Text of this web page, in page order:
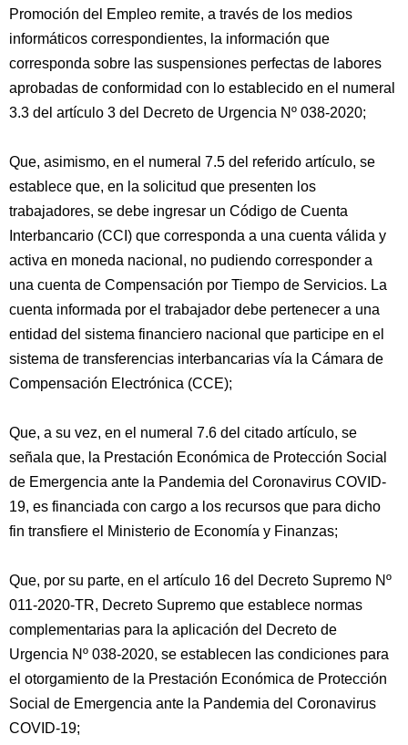
Promoción del Empleo remite, a través de los medios
informáticos correspondientes, la información que
corresponda sobre las suspensiones perfectas de labores
aprobadas de conformidad con lo establecido en el numeral
3.3 del artículo 3 del Decreto de Urgencia Nº 038-2020;
Que, asimismo, en el numeral 7.5 del referido artículo, se
establece que, en la solicitud que presenten los
trabajadores, se debe ingresar un Código de Cuenta
Interbancario (CCI) que corresponda a una cuenta válida y
activa en moneda nacional, no pudiendo corresponder a
una cuenta de Compensación por Tiempo de Servicios. La
cuenta informada por el trabajador debe pertenecer a una
entidad del sistema financiero nacional que participe en el
sistema de transferencias interbancarias vía la Cámara de
Compensación Electrónica (CCE);
Que, a su vez, en el numeral 7.6 del citado artículo, se
señala que, la Prestación Económica de Protección Social
de Emergencia ante la Pandemia del Coronavirus COVID-
19, es financiada con cargo a los recursos que para dicho
fin transfiere el Ministerio de Economía y Finanzas;
Que, por su parte, en el artículo 16 del Decreto Supremo Nº
011-2020-TR, Decreto Supremo que establece normas
complementarias para la aplicación del Decreto de
Urgencia Nº 038-2020, se establecen las condiciones para
el otorgamiento de la Prestación Económica de Protección
Social de Emergencia ante la Pandemia del Coronavirus
COVID-19;